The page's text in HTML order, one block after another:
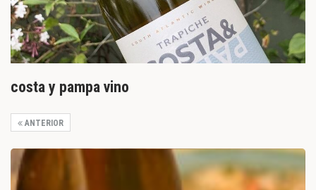
costa y pampa vino
ANTERIOR